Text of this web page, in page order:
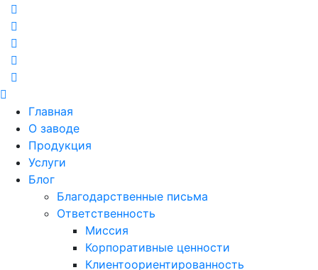
Главная
О заводе
Продукция
Услуги
Блог
Благодарственные письма
Ответственность
Миссия
Корпоративные ценности
Клиентоориентированность